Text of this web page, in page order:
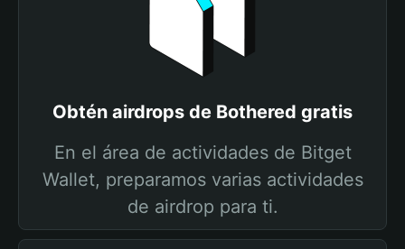
Obtén airdrops de Bothered gratis
En el área de actividades de Bitget
Wallet, preparamos varias actividades
de airdrop para ti.